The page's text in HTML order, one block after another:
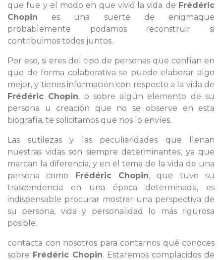
que fue y el modo en que vivió la vida de Frédéric
Chopin es una suerte de enigmaque
probablemente podamos reconstruir si
contribuimos todos juntos.
Por eso, si eres del tipo de personas que confían en
que de forma colaborativa se puede elaborar algo
mejor, y tienes información con respecto a la vida de
Frédéric Chopin, o sobre algún elemento de su
persona u creación que no se observe en esta
biografía, te solicitamos que nos lo envíes.
Las sutilezas y las peculiaridades que llenan
nuestras vidas son siempre determinantes, ya que
marcan la diferencia, y en el tema de la vida de una
persona como Frédéric Chopin, que tuvo su
trascendencia en una época determinada, es
indispensable procurar mostrar una perspectiva de
su persona, vida y personalidad lo más rigurosa
posible.
contacta con nosotros para contarnos qué conoces
sobre Frédéric Chopin. Estaremos complacidos de